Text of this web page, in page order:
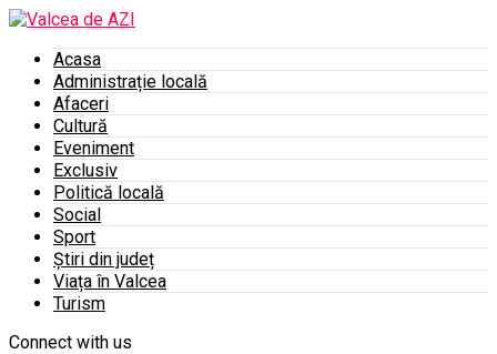
Acasa
Administrație locală
Afaceri
Cultură
Eveniment
Exclusiv
Politică locală
Social
Sport
Știri din județ
Viața în Valcea
Turism
Connect with us